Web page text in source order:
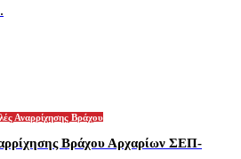
Αναρρίχησης Βράχου
Βράχου Αρχαρίων ΣΕΠ-